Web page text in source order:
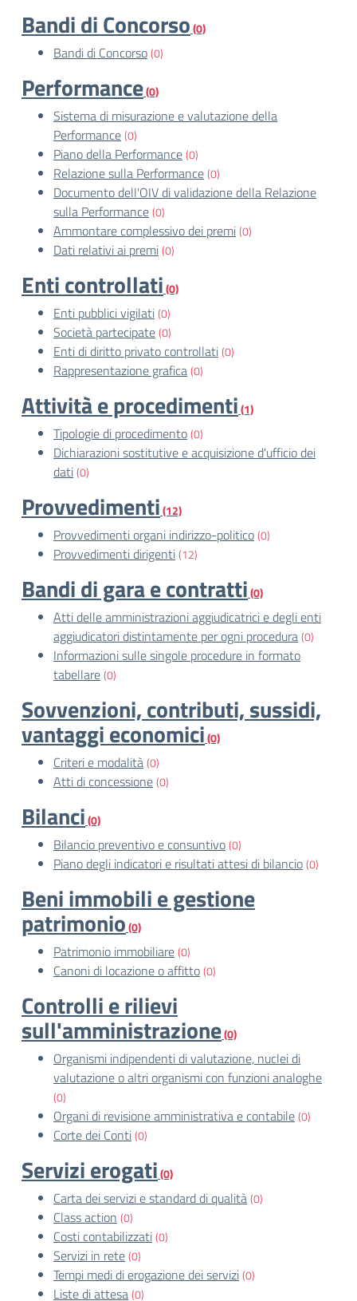
Bandi di Concorso(0)
Bandi di Concorso(0)
Performance(0)
Sistema di misurazione e valutazione della
Performance(0)
Piano della Performance(0)
Relazione sulla Performance(0)
Documento dell'OIV di validazione della Relazione
sulla Performance(0)
Ammontare complessivo dei premi(0)
Dati relativi ai premi(0)
Enti controllati(0)
Enti pubblici vigilati(0)
Società partecipate(0)
Enti di diritto privato controllati(0)
Rappresentazione grafica(0)
Attività e procedimenti(1)
Tipologie di procedimento(0)
Dichiarazioni sostitutive e acquisizione d'ufficio dei
dati(0)
Provvedimenti(12)
Provvedimenti organi indirizzo-politico(0)
Provvedimenti dirigenti(12)
Bandi di gara e contratti(0)
Atti delle amministrazioni aggiudicatrici e degli enti
aggiudicatori distintamente per ogni procedura(0)
Informazioni sulle singole procedure in formato
tabellare(0)
Sovvenzioni, contributi, sussidi,
vantaggi economici(0)
Criteri e modalità(0)
Atti di concessione(0)
Bilanci(0)
Bilancio preventivo e consuntivo(0)
Piano degli indicatori e risultati attesi di bilancio(0)
Beni immobili e gestione
patrimonio(0)
Patrimonio immobiliare(0)
Canoni di locazione o affitto(0)
Controlli e rilievi
sull'amministrazione(0)
Organismi indipendenti di valutazione, nuclei di
valutazione o altri organismi con funzioni analoghe
(0)
Organi di revisione amministrativa e contabile(0)
Corte dei Conti(0)
Servizi erogati(0)
Carta dei servizi e standard di qualità(0)
Class action (0)
Costi contabilizzati(0)
Servizi in rete(0)
Tempi medi di erogazione dei servizi(0)
Liste di attesa(0)